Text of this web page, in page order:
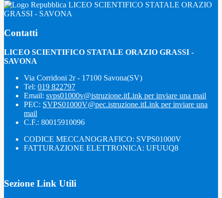
LICEO SCIENTIFICO STATALE ORAZIO
GRASSI - SAVONA
Contatti
LICEO SCIENTIFICO STATALE ORAZIO GRASSI -
SAVONA
Via Corridoni 2r - 17100 Savona(SV)
Tel: 019 822797
Email: svps01000v@istruzione.itLink per inviare una mail
PEC: SVPS01000V@pec.istruzione.itLink per inviare una
mail
C.F.: 80015910096
CODICE MECCANOGRAFICO: SVPS01000V
FATTURAZIONE ELETTRONICA: UFUUQ8
Sezione Link Utili